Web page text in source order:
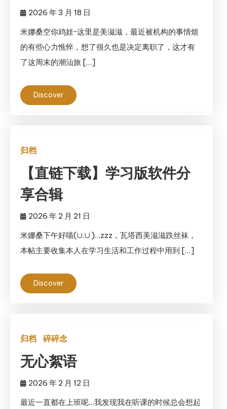
2026 年 3 月 18 日
米娜桑空你鸡娃~这里是美滋滋，最近被机构的事情烦
的有些心力憔悴，想了很久也是决定离职了，这才有
了这周末的潮汕旅 […]
Discover
归档
【直链下载】学习版软件分
享合辑
2026 年 2 月 21 日
米娜桑下午好喵(∪.∪ )…zzz，瓦塔西美滋滋跌丝袜，
本帖主要收集本人在学习生活和工作过程中用到 […]
Discover
归档 碎碎念
无心絮语
2026 年 2 月 12 日
最近一直都在上班呢…我发现我在听课的时候总会想起